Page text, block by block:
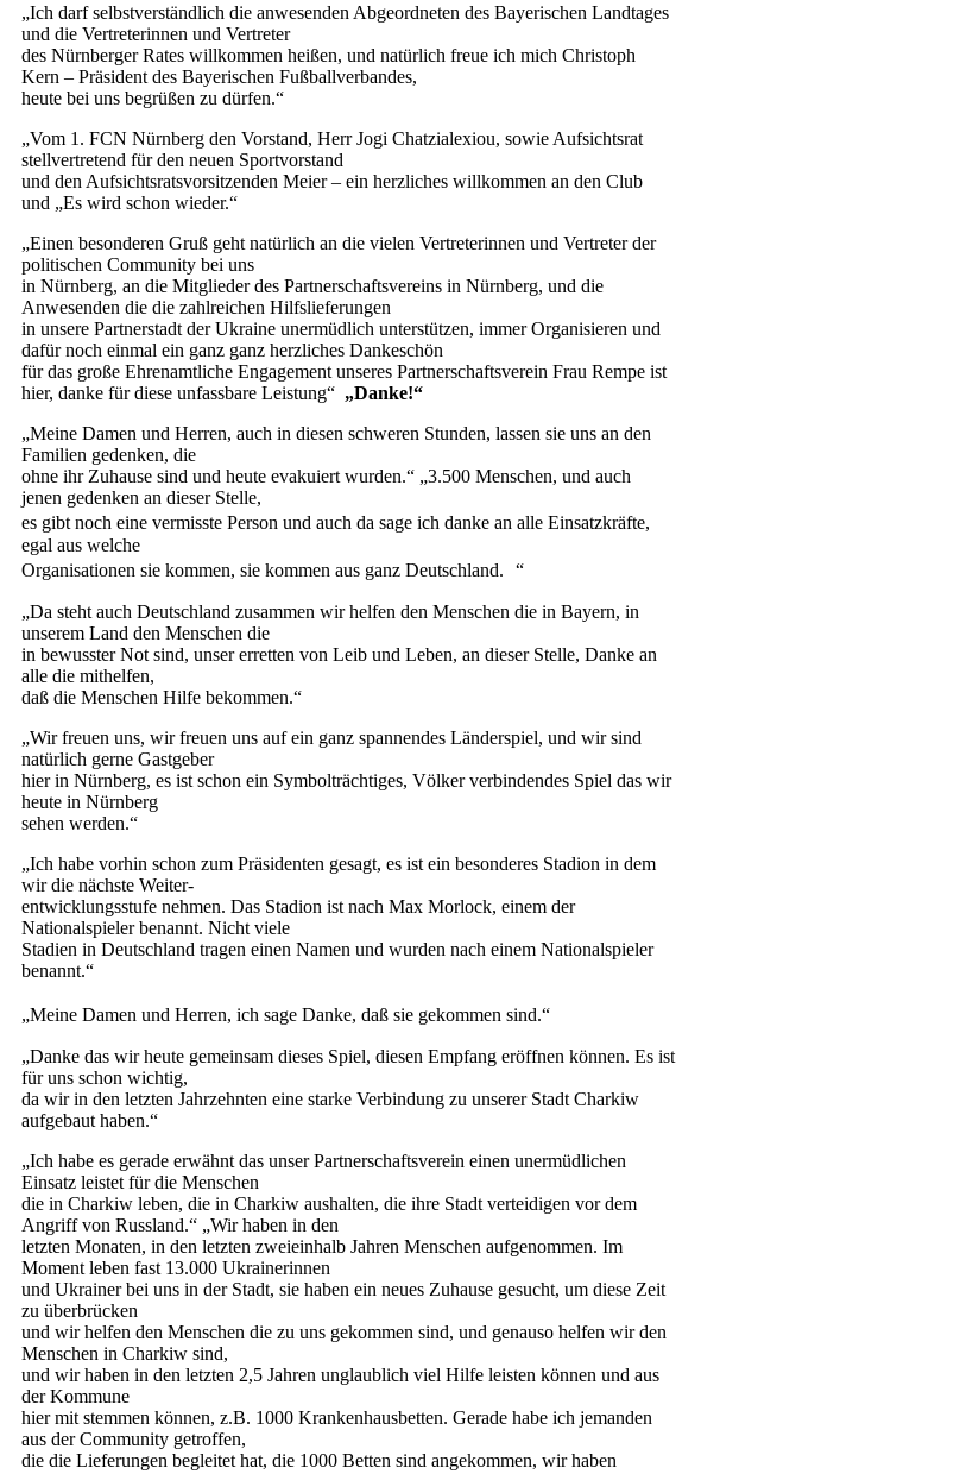
„Ich darf selbstverständlich die anwesenden Abgeordneten des Bayerischen Landtages
und die Vertreterinnen und Vertreter
des Nürnberger Rates willkommen heißen, und natürlich freue ich mich Christoph
Kern – Präsident des Bayerischen Fußballverbandes,
heute bei uns begrüßen zu dürfen.“
„Vom 1. FCN Nürnberg den Vorstand, Herr Jogi Chatzialexiou, sowie Aufsichtsrat
stellvertretend für den neuen Sportvorstand
und den Aufsichtsratsvorsitzenden Meier – ein herzliches willkommen an den Club
und „Es wird schon wieder.“
„Einen besonderen Gruß geht natürlich an die vielen Vertreterinnen und Vertreter der
politischen Community bei uns
in Nürnberg, an die Mitglieder des Partnerschaftsvereins in Nürnberg, und die
Anwesenden die die zahlreichen Hilfslieferungen
in unsere Partnerstadt der Ukraine unermüdlich unterstützen, immer Organisieren und
dafür noch einmal ein ganz ganz herzliches Dankeschön
für das große Ehrenamtliche Engagement unseres Partnerschaftsverein Frau Rempe ist
hier, danke für diese unfassbare Leistung“ „Danke!“
„Meine Damen und Herren, auch in diesen schweren Stunden, lassen sie uns an den
Familien gedenken, die
ohne ihr Zuhause sind und heute evakuiert wurden.“ „3.500 Menschen, und auch
jenen gedenken an dieser Stelle,
es gibt noch eine vermisste Person und auch da sage ich danke an alle Einsatzkräfte,
egal aus welche
Organisationen sie kommen, sie kommen aus ganz Deutschland. “
„Da steht auch Deutschland zusammen wir helfen den Menschen die in Bayern, in
unserem Land den Menschen die
in bewusster Not sind, unser erretten von Leib und Leben, an dieser Stelle, Danke an
alle die mithelfen,
daß die Menschen Hilfe bekommen.“
„Wir freuen uns, wir freuen uns auf ein ganz spannendes Länderspiel, und wir sind
natürlich gerne Gastgeber
hier in Nürnberg, es ist schon ein Symbolträchtiges, Völker verbindendes Spiel das wir
heute in Nürnberg
sehen werden.“
„Ich habe vorhin schon zum Präsidenten gesagt, es ist ein besonderes Stadion in dem
wir die nächste Weiter-
entwicklungsstufe nehmen. Das Stadion ist nach Max Morlock, einem der
Nationalspieler benannt. Nicht viele
Stadien in Deutschland tragen einen Namen und wurden nach einem Nationalspieler
benannt.“
„Meine Damen und Herren, ich sage Danke, daß sie gekommen sind.“
„Danke das wir heute gemeinsam dieses Spiel, diesen Empfang eröffnen können. Es ist
für uns schon wichtig,
da wir in den letzten Jahrzehnten eine starke Verbindung zu unserer Stadt Charkiw
aufgebaut haben.“
„Ich habe es gerade erwähnt das unser Partnerschaftsverein einen unermüdlichen
Einsatz leistet für die Menschen
die in Charkiw leben, die in Charkiw aushalten, die ihre Stadt verteidigen vor dem
Angriff von Russland.“ „Wir haben in den
letzten Monaten, in den letzten zweieinhalb Jahren Menschen aufgenommen. Im
Moment leben fast 13.000 Ukrainerinnen
und Ukrainer bei uns in der Stadt, sie haben ein neues Zuhause gesucht, um diese Zeit
zu überbrücken
und wir helfen den Menschen die zu uns gekommen sind, und genauso helfen wir den
Menschen in Charkiw sind,
und wir haben in den letzten 2,5 Jahren unglaublich viel Hilfe leisten können und aus
der Kommune
hier mit stemmen können, z.B. 1000 Krankenhausbetten. Gerade habe ich jemanden
aus der Community getroffen,
die die Lieferungen begleitet hat, die 1000 Betten sind angekommen, wir haben